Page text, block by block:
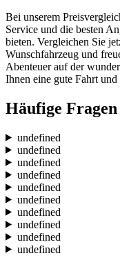
Bei unserem
Service und die besten
bieten. Vergleichen Sie
Wunschfahrzeug und
Abenteuer auf der
Ihnen eine gute Fahrt
Häufige Fragen
undefined
undefined
undefined
undefined
undefined
undefined
undefined
undefined
undefined
undefined